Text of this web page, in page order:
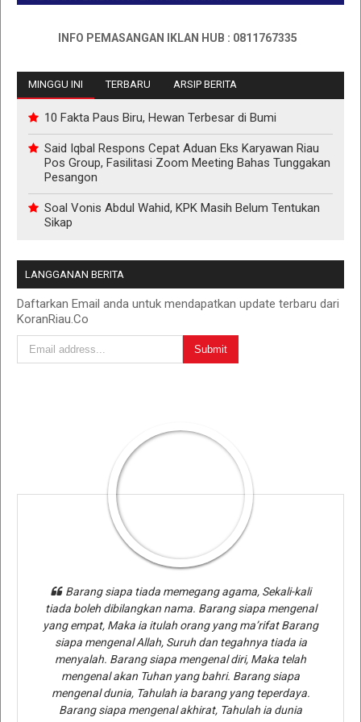
INFO PEMASANGAN IKLAN HUB : 0811767335
MINGGU INI TERBARU ARSIP BERITA
10 Fakta Paus Biru, Hewan Terbesar di Bumi
Said Iqbal Respons Cepat Aduan Eks Karyawan Riau
Pos Group, Fasilitasi Zoom Meeting Bahas Tunggakan
Pesangon
Soal Vonis Abdul Wahid, KPK Masih Belum Tentukan
Sikap
LANGGANAN BERITA
Daftarkan Email anda untuk mendapatkan update terbaru dari
KoranRiau.Co
Barang siapa tiada memegang agama, Sekali-kali
tiada boleh dibilangkan nama. Barang siapa mengenal
yang empat, Maka ia itulah orang yang ma’rifat Barang
siapa mengenal Allah, Suruh dan tegahnya tiada ia
menyalah. Barang siapa mengenal diri, Maka telah
mengenal akan Tuhan yang bahri. Barang siapa
mengenal dunia, Tahulah ia barang yang teperdaya.
Barang siapa mengenal akhirat, Tahulah ia dunia